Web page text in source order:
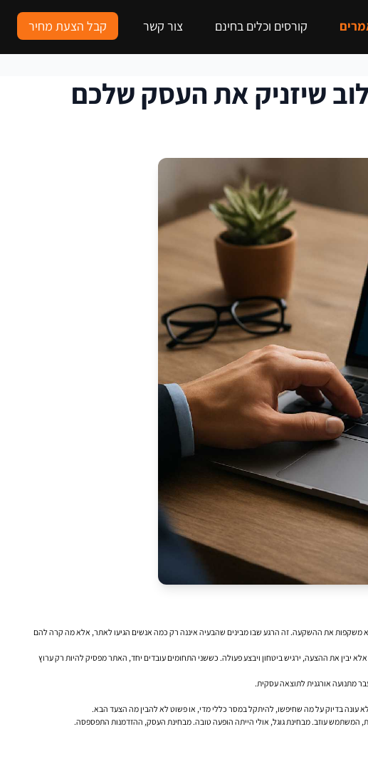
קורסים וכלים בחינם צור קשר קבל הצעת מחיר
שיזניק את העסק שלכם
לא משקפות את ההשקעה. זה הרגע שבו מבינים שהבעיה איננה רק כמה אנשים הגיעו לאתר, אלא מה קרה להם
יבין את ההצעה, ירגיש ביטחון ויבצע פעולה. כששני התחומים עובדים יחד, האתר מפסיק להיות רק ערוץ
מתנועה אורגנית לתוצאה עסקית.
עונה בדיוק על מה שחיפשו, להיתקל במסר כללי מדי, או פשוט לא להבין מה הצעד הבא.
המשתמש עוזב. מבחינת גוגל, אולי הייתה הופעה טובה. מבחינת העסק, ההזדמנות התפספסה.